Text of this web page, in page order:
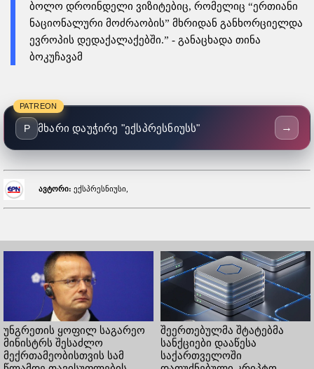
ბოლო დროინდელი ვიზიტებიც, რომელიც “ერთიანი
ნაციონალური მოძრაობის” მხრიდან განხორციელდა
ევროპის დედაქალაქებში.” - განაცხადა თინა
ბოკუჩავამ
PATREON
P მხარი დაუჭირე "ექსპრესნიუსს" →
ავტორი: ექსპრესნიუსი,
უნგრეთის ყოფილ საგარეო
მინისტრს შესაძლო
მექრთამეობისთვის სამ
შეერთებულმა შტატებმა
სანქციები დააწესა
საქართველოში